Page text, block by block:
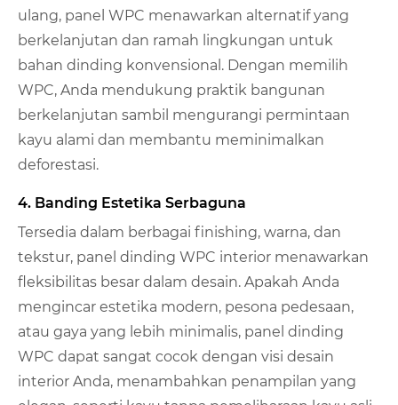
ulang, panel WPC menawarkan alternatif yang
berkelanjutan dan ramah lingkungan untuk
bahan dinding konvensional. Dengan memilih
WPC, Anda mendukung praktik bangunan
berkelanjutan sambil mengurangi permintaan
kayu alami dan membantu meminimalkan
deforestasi.
4. Banding Estetika Serbaguna
Tersedia dalam berbagai finishing, warna, dan
tekstur, panel dinding WPC interior menawarkan
fleksibilitas besar dalam desain. Apakah Anda
mengincar estetika modern, pesona pedesaan,
atau gaya yang lebih minimalis, panel dinding
WPC dapat sangat cocok dengan visi desain
interior Anda, menambahkan penampilan yang